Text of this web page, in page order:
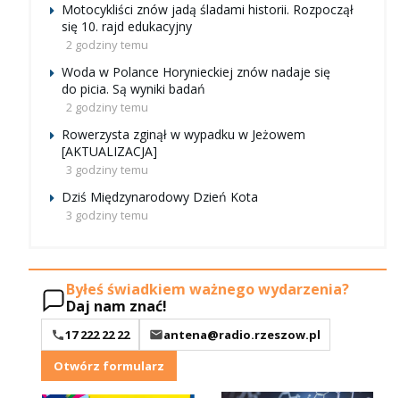
Motocykliści znów jadą śladami historii. Rozpoczął
się 10. rajd edukacyjny
2 godziny temu
Woda w Polance Horynieckiej znów nadaje się
do picia. Są wyniki badań
2 godziny temu
Rowerzysta zginął w wypadku w Jeżowem
[AKTUALIZACJA]
3 godziny temu
Dziś Międzynarodowy Dzień Kota
3 godziny temu
Byłeś świadkiem ważnego wydarzenia?
Daj nam znać!
17 222 22 22
antena@radio.rzeszow.pl
Otwórz formularz